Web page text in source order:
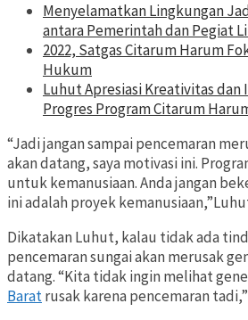
Menyelamatkan Lingkungan
antara Pemerintah dan Pegiat
2022, Satgas Citarum Harum
Hukum
Luhut Apresiasi Kreativitas dan
Progres Program Citarum
“Jadi jangan sampai pencemaran
akan datang, saya motivasi ini.
untuk kemanusiaan. Anda jangan
ini adalah proyek
Dikatakan Luhut, kalau tidak ada
pencemaran sungai akan merusak
datang. “Kita tidak ingin melihat
Baratrusak karena pencemaran